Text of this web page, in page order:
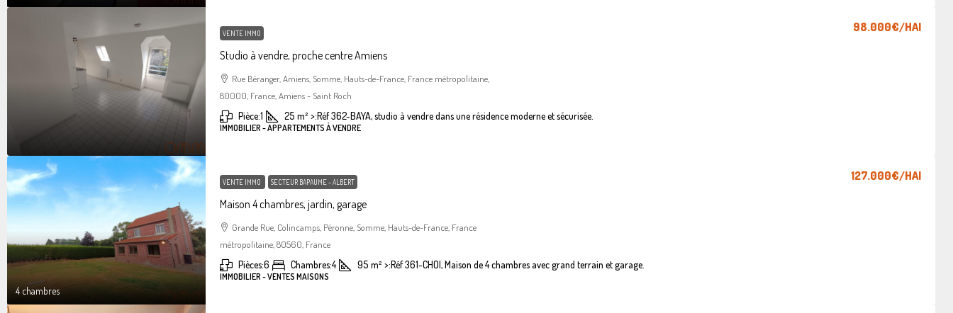
VENTE IMMO
Studio à vendre, proche centre Amiens
98.000€/HAI
Rue Béranger, Amiens, Somme, Hauts-de-France, France métropolitaine,
80000, France, Amiens - Saint Roch
Pièce:1 25 m² >:Réf 362-BAYA, studio à vendre dans une résidence moderne et sécurisée.
IMMOBILIER - APPARTEMENTS À VENDRE
4 chambres
VENTE IMMO SECTEUR BAPAUME - ALBERT
Maison 4 chambres, jardin, garage
127.000€/HAI
Grande Rue, Colincamps, Péronne, Somme, Hauts-de-France, France
métropolitaine, 80560, France
Pièces:6 Chambres:4 95 m² >:Réf 361-CHOI, Maison de 4 chambres avec grand terrain et garage.
IMMOBILIER - VENTES MAISONS